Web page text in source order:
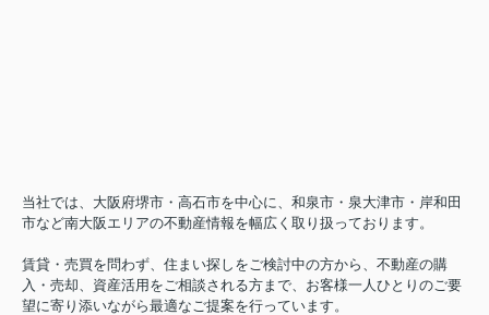
当社では、大阪府堺市・高石市を中心に、和泉市・泉大津市・岸和田
市など南大阪エリアの不動産情報を幅広く取り扱っております。
賃貸・売買を問わず、住まい探しをご検討中の方から、不動産の購
入・売却、資産活用をご相談される方まで、お客様一人ひとりのご要
望に寄り添いながら最適なご提案を行っています。